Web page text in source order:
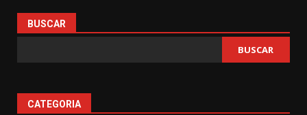
BUSCAR
BUSCAR
CATEGORIA